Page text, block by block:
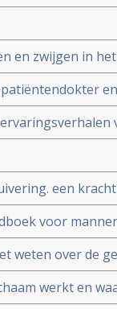
en zwijgen in
Fotografe
een
Auteur
voor
weten over de
Ty M. Bollinger
werkt en